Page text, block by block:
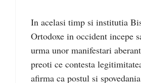
In acelasi timp si institutia
Ortodoxe in occident incepe
urma unor manifestari
preoti ce contesta
afirma ca postul si